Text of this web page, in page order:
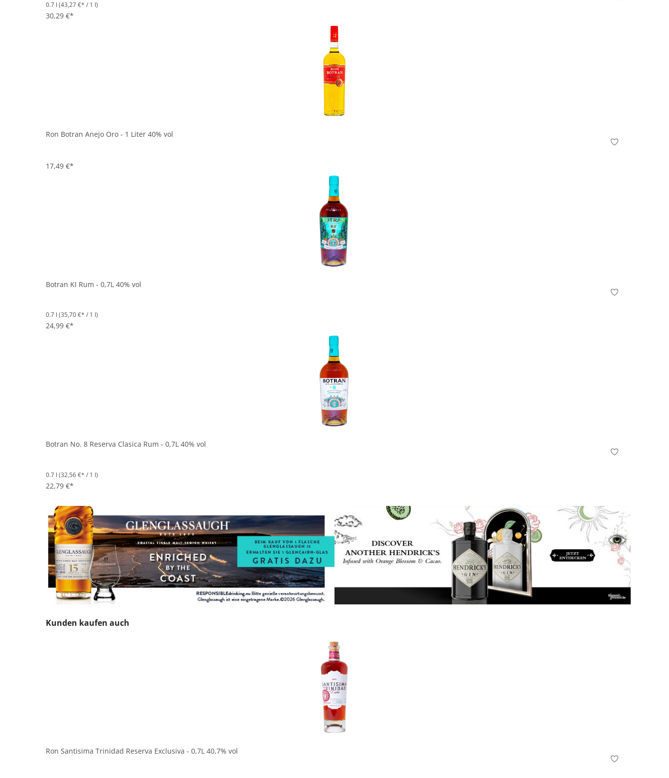
Durchschnittliche Bewertung von 5 von 5 Sternen
0.7 l (43,27 €* / 1 l)
30,29 €*
Ron Botran Anejo Oro - 1 Liter 40% vol
17,49 €*
In den Korb
Botran KI Rum - 0,7L 40% vol
0.7 l (35,70 €* / 1 l)
24,99 €*
In den Korb
Botran No. 8 Reserva Clasica Rum - 0,7L 40% vol
0.7 l (32,56 €* / 1 l)
22,79 €*
In den Korb
Produktgalerie überspringen
Kunden kaufen auch
Ron Santisima Trinidad Reserva Exclusiva - 0,7L 40,7% vol
In den Korb